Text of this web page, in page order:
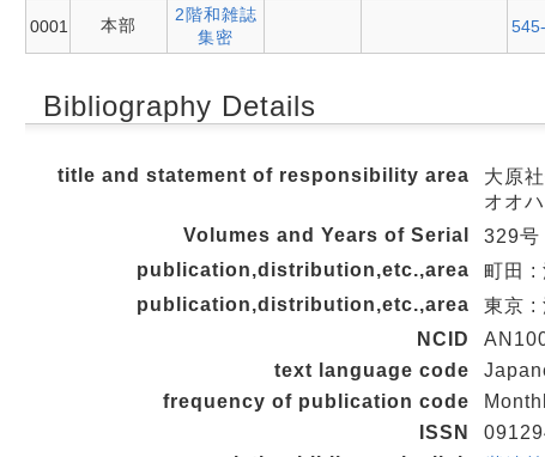
0001 本部
2階和雑誌
集密
Bibliography Details
title and statement of responsibility area
大原
オオ
Volumes and Years of Serial
329号
publication,distribution,etc.,area
町田 :
publication,distribution,etc.,area
東京 :
NCID
text language code
frequency of publication code
ISSN